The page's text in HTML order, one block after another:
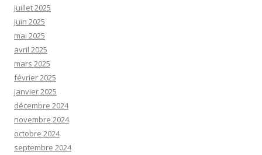
juillet 2025
juin 2025
mai 2025
avril 2025
mars 2025
février 2025
janvier 2025
décembre 2024
novembre 2024
octobre 2024
septembre 2024